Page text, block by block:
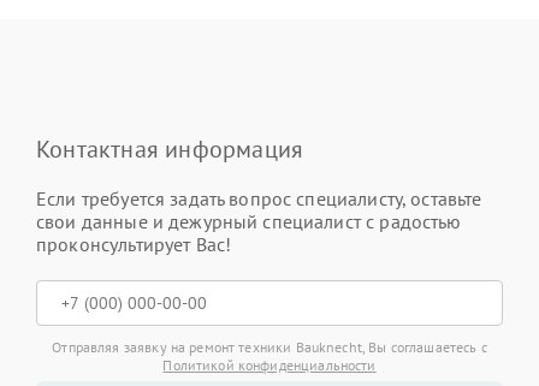
Контактная информация
Если требуется задать вопрос специалисту, оставьте
свои данные и дежурный специалист с радостью
проконсультирует Вас!
Отправляя заявку на ремонт техники Bauknecht, Вы соглашаетесь с
Политикой конфиденциальности